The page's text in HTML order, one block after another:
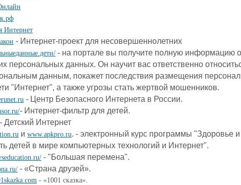
Интернет​
- Интернет-проект для несовершеннолетних
- на портале вы получите полную информацию о
персональных данных. Он научит вас ответственно
данным, покажет последствия размещения
"Интернет", а также угрозы стать жертвой мошенников.
- Центр Безопасного Интернета в России.
- Интернет-фильтр для детей.
- Детский Интернет
и www.apkpro.ru. - электронный курс программы "Здоровье и
детей в мире компьютерных технологий и Интернет".
- "Большая перемена".
- «Страна друзей».
- «1001 сказка».